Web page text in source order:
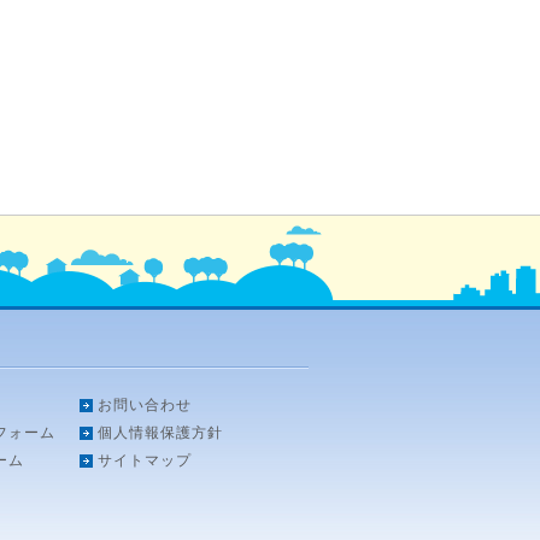
ォーム
ム
お問い合わせ
個人情報保護方針
サイトマップ